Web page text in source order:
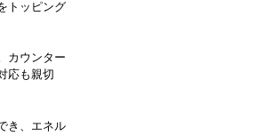
トッピング
カウンター
応も親切
き、エネル